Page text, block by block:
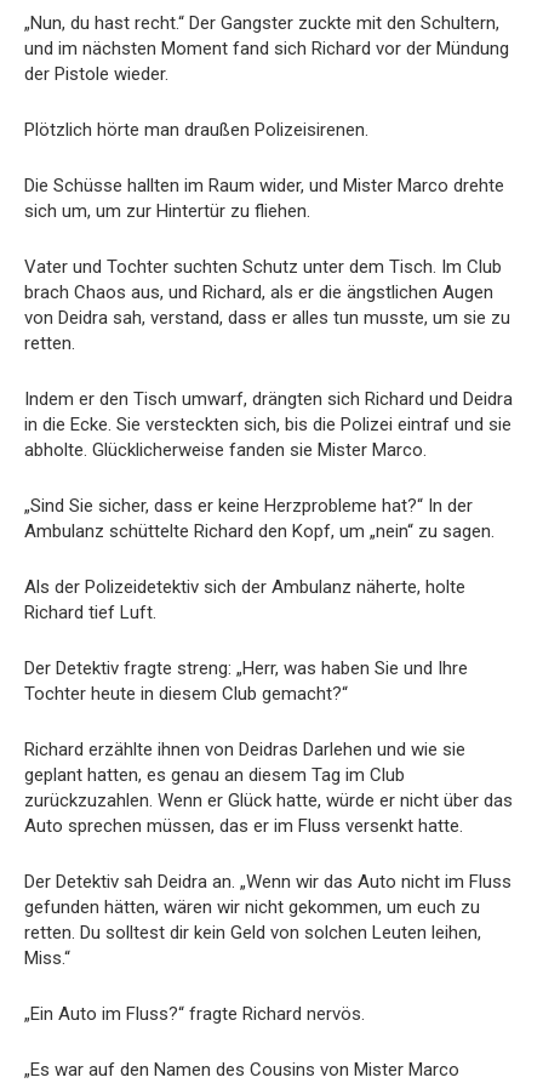
„Nun, du hast recht.“ Der Gangster zuckte mit den Schultern,
und im nächsten Moment fand sich Richard vor der Mündung
der Pistole wieder.
Plötzlich hörte man draußen Polizeisirenen.
Die Schüsse hallten im Raum wider, und Mister Marco drehte
sich um, um zur Hintertür zu fliehen.
Vater und Tochter suchten Schutz unter dem Tisch. Im Club
brach Chaos aus, und Richard, als er die ängstlichen Augen
von Deidra sah, verstand, dass er alles tun musste, um sie zu
retten.
Indem er den Tisch umwarf, drängten sich Richard und Deidra
in die Ecke. Sie versteckten sich, bis die Polizei eintraf und sie
abholte. Glücklicherweise fanden sie Mister Marco.
„Sind Sie sicher, dass er keine Herzprobleme hat?“ In der
Ambulanz schüttelte Richard den Kopf, um „nein“ zu sagen.
Als der Polizeidetektiv sich der Ambulanz näherte, holte
Richard tief Luft.
Der Detektiv fragte streng: „Herr, was haben Sie und Ihre
Tochter heute in diesem Club gemacht?“
Richard erzählte ihnen von Deidras Darlehen und wie sie
geplant hatten, es genau an diesem Tag im Club
zurückzuzahlen. Wenn er Glück hatte, würde er nicht über das
Auto sprechen müssen, das er im Fluss versenkt hatte.
Der Detektiv sah Deidra an. „Wenn wir das Auto nicht im Fluss
gefunden hätten, wären wir nicht gekommen, um euch zu
retten. Du solltest dir kein Geld von solchen Leuten leihen,
Miss.“
„Ein Auto im Fluss?“ fragte Richard nervös.
„Es war auf den Namen des Cousins von Mister Marco